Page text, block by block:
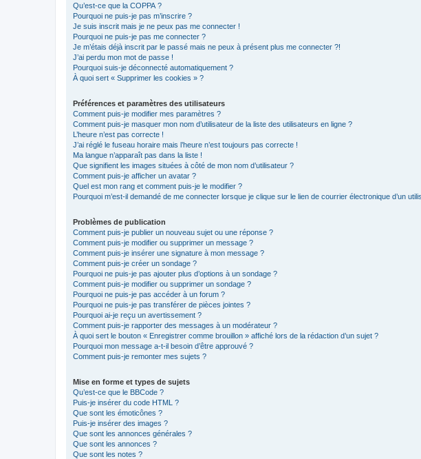
Qu’est-ce que la COPPA ?
Pourquoi ne puis-je pas m’inscrire ?
Je suis inscrit mais je ne peux pas me connecter !
Pourquoi ne puis-je pas me connecter ?
Je m’étais déjà inscrit par le passé mais ne peux à présent plus me connecter ?!
J’ai perdu mon mot de passe !
Pourquoi suis-je déconnecté automatiquement ?
À quoi sert « Supprimer les cookies » ?
Préférences et paramètres des utilisateurs
Comment puis-je modifier mes paramètres ?
Comment puis-je masquer mon nom d’utilisateur de la liste des utilisateurs en ligne ?
L’heure n’est pas correcte !
J’ai réglé le fuseau horaire mais l’heure n’est toujours pas correcte !
Ma langue n’apparaît pas dans la liste !
Que signifient les images situées à côté de mon nom d’utilisateur ?
Comment puis-je afficher un avatar ?
Quel est mon rang et comment puis-je le modifier ?
Pourquoi m’est-il demandé de me connecter lorsque je clique sur le lien de courrier électronique d’un
Problèmes de publication
Comment puis-je publier un nouveau sujet ou une réponse ?
Comment puis-je modifier ou supprimer un message ?
Comment puis-je insérer une signature à mon message ?
Comment puis-je créer un sondage ?
Pourquoi ne puis-je pas ajouter plus d’options à un sondage ?
Comment puis-je modifier ou supprimer un sondage ?
Pourquoi ne puis-je pas accéder à un forum ?
Pourquoi ne puis-je pas transférer de pièces jointes ?
Pourquoi ai-je reçu un avertissement ?
Comment puis-je rapporter des messages à un modérateur ?
À quoi sert le bouton « Enregistrer comme brouillon » affiché lors de la rédaction d’un sujet ?
Pourquoi mon message a-t-il besoin d’être approuvé ?
Comment puis-je remonter mes sujets ?
Mise en forme et types de sujets
Qu’est-ce que le BBCode ?
Puis-je insérer du code HTML ?
Que sont les émoticônes ?
Puis-je insérer des images ?
Que sont les annonces générales ?
Que sont les annonces ?
Que sont les notes ?